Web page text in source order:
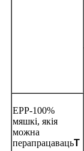
EPP-100%
мяшкі, якія
можна
перапрацавацьT